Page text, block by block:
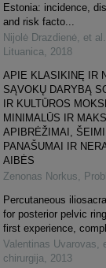
Estonia: incidence,
and risk facto...
Nijolė Drazdienė, et al.
Lituanica
2018
APIE KLASIKINĘ IR
SĄVOKŲ DARYBĄ
IR KULTŪROS
MINIMALŪS IR
APIBRĖŽIMAI,
PANAŠUMAI IR
AIBĖS
Zenonas Norkus
Percutaneous
for posterior pelvic
first experience,
Valentinas Uvarovas,
chirurgija
2013